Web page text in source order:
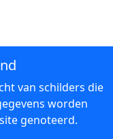
van schilders die
worden
genoteerd.